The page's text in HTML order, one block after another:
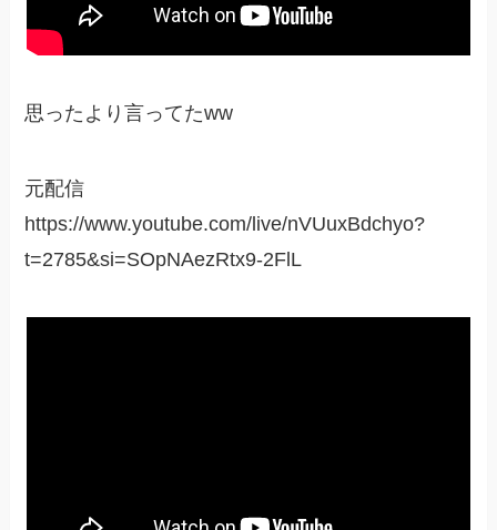
思ったより言ってたww
元配信
https://www.youtube.com/live/nVUuxBdchyo?
t=2785&si=SOpNAezRtx9-2FlL